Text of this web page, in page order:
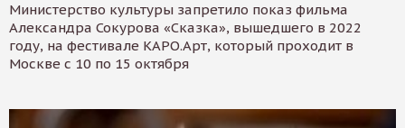
Министерство культуры запретило показ фильма
Александра Сокурова «Сказка», вышедшего в 2022
году, на фестивале КАРО.Арт, который проходит в
Москве с 10 по 15 октября